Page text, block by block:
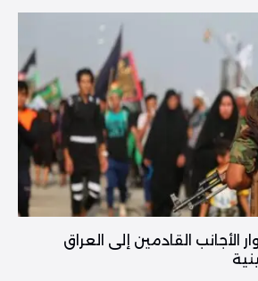
الأجانب القادمين إلى العراق